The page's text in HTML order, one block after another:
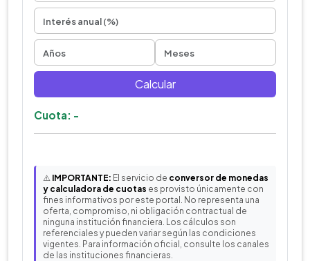
Calcular
Cuota: -
⚠️ IMPORTANTE: El servicio de conversor de monedas
y calculadora de cuotas es provisto únicamente con
fines informativos por este portal. No representa una
oferta, compromiso, ni obligación contractual de
ninguna institución financiera. Los cálculos son
referenciales y pueden variar según las condiciones
vigentes. Para información oficial, consulte los canales
de las instituciones financieras.